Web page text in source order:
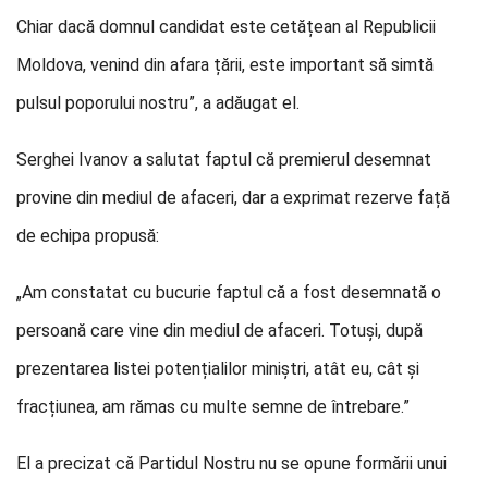
Chiar dacă domnul candidat este cetățean al Republicii
Moldova, venind din afara țării, este important să simtă
pulsul poporului nostru”, a adăugat el.
Serghei Ivanov a salutat faptul că premierul desemnat
provine din mediul de afaceri, dar a exprimat rezerve față
de echipa propusă:
„Am constatat cu bucurie faptul că a fost desemnată o
persoană care vine din mediul de afaceri. Totuși, după
prezentarea listei potențialilor miniștri, atât eu, cât și
fracțiunea, am rămas cu multe semne de întrebare.”
El a precizat că Partidul Nostru nu se opune formării unui